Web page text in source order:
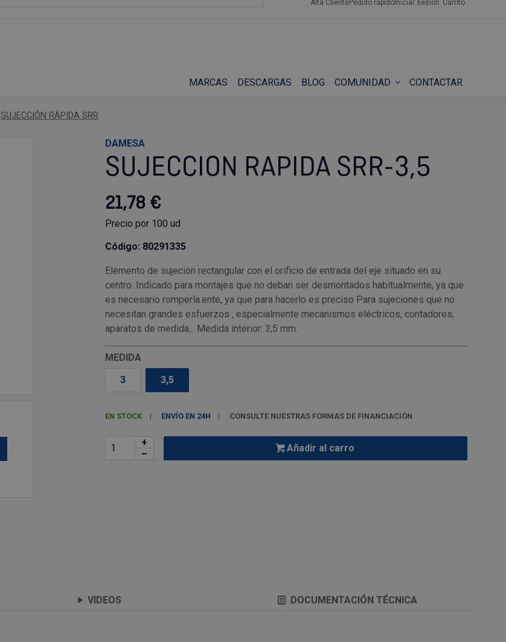
Alta ClientePedido rápido Iniciar sesión Carrito
MARCAS DESCARGAS BLOG COMUNIDAD CONTACTAR
SUJECCIÓN RÁPIDA SRR
DAMESA
SUJECCION RAPIDA SRR-3,5
21,78 €
Precio por 100 ud
Código: 80291335
Elemento de sujeción rectangular con el orificio de entrada del eje situado en su
centro. Indicado para montajes que no deban ser desmontados habitualmente, ya que
es necesario romperla.ente, ya que para hacerlo es preciso Para sujeciones que no
necesitan grandes esfuerzos , especialmente mecanismos eléctricos, contadores,
aparatos de medida... Medida interior: 3,5 mm.
MEDIDA
3
3,5
EN STOCK ENVÍO EN 24H CONSULTE NUESTRAS FORMAS DE FINANCIACIÓN
+
–
Añadir al carro
VIDEOS DOCUMENTACIÓN TÉCNICA